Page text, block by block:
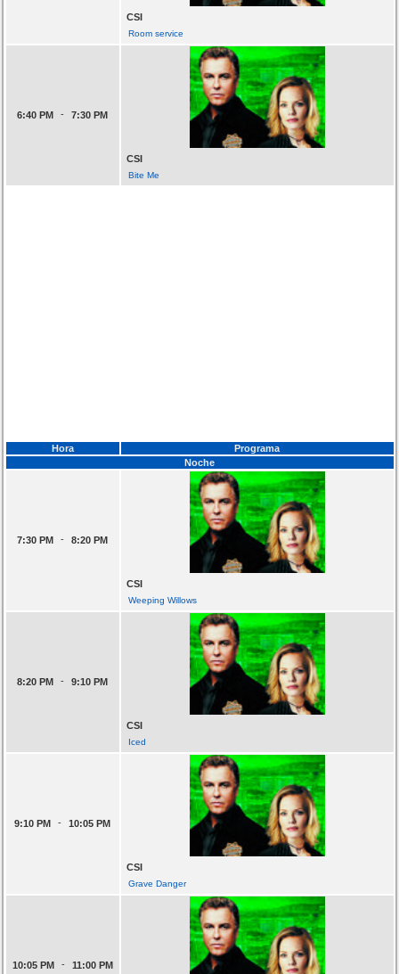
CSI
Room service
6:40 PM - 7:30 PM
CSI
Bite Me
Hora
Programa
Noche
7:30 PM - 8:20 PM
CSI
Weeping Willows
8:20 PM - 9:10 PM
CSI
Iced
9:10 PM - 10:05 PM
CSI
Grave Danger
10:05 PM - 11:00 PM